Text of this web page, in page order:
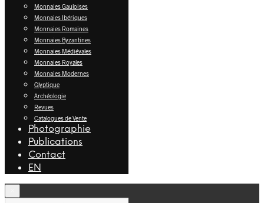
Monnaies Gauloises
Monnaies Ibériques
Monnaies Romaines
Monnaies Byzantines
Monnaies Médiévales
Monnaies Royales
Monnaies Modernes
Glyptique
Archéologie
Revues
Catalogues de Vente
Photographie
Publications
Contact
EN